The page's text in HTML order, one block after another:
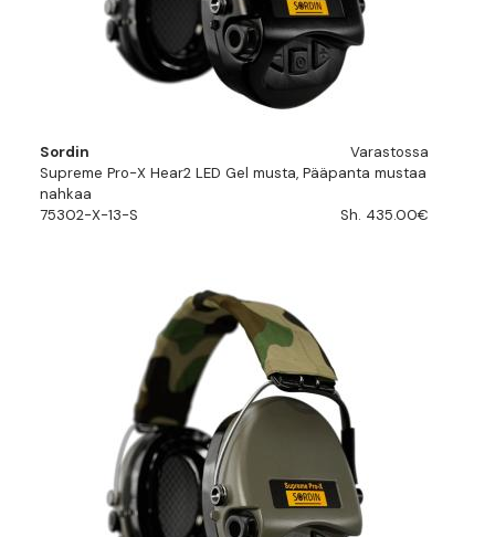
Sordin
Varastossa
Supreme Pro-X Hear2 LED Gel musta, Pääpanta mustaa
nahkaa
75302-X-13-S
Sh. 435.00€